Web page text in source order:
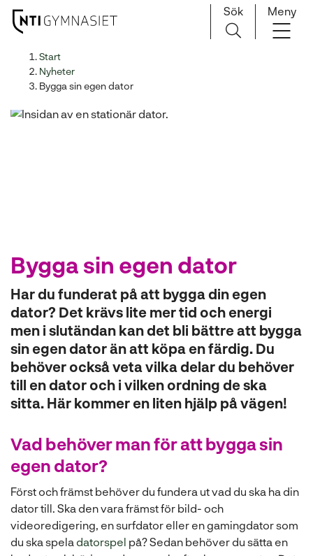
Huvudnavigation
Sök Meny
Start
Nyheter
Bygga sin egen dator
Bygga sin egen dator
Har du funderat på att bygga din egen
dator? Det krävs lite mer tid och energi
men i slutändan kan det bli bättre att bygga
sin egen dator än att köpa en färdig. Du
behöver också veta vilka delar du behöver
till en dator och i vilken ordning de ska
sitta. Här kommer en liten hjälp på vägen!
Vad behöver man för att bygga sin
egen dator?
Först och främst behöver du fundera ut vad du ska ha din
dator till. Ska den vara främst för bild- och
videoredigering, en surfdator eller en gamingdator som
du ska spela datorspel på? Sedan behöver du sätta en